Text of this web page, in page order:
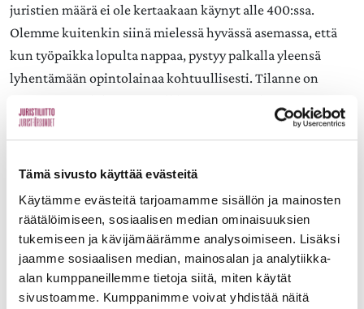
Tämä sivusto käyttää evästeitä
Käytämme evästeitä tarjoamamme sisällön ja mainosten
räätälöimiseen, sosiaalisen median ominaisuuksien
tukemiseen ja kävijämäärämme analysoimiseen. Lisäksi
jaamme sosiaalisen median, mainosalan ja analytiikka-
alan kumppaneillemme tietoja siitä, miten käytät
sivustoamme. Kumppanimme voivat yhdistää näitä
juristien määrä ei ole kertaakaan käynyt alle 400:ssa.
Olemme kuitenkin siinä mielessä hyvässä asemassa, että
kun työpaikka lopulta nappaa, pystyy palkalla yleensä
lyhentämään opintolainaa kohtuullisesti. Tilanne on
kohdalla.
saattaa tarvita korkoavustusta esimerkiksi auskultoinnin
aikana. Myös Kelan maksama lainahyvitys on merkittävä
palkinto tavoiteajassa valmistumisesta. Tosin muiden
tukien leikkaukset juuri vaikeuttavat tavoiteajassa
valmistumista, jos elämistä joutuu rahoittamaan